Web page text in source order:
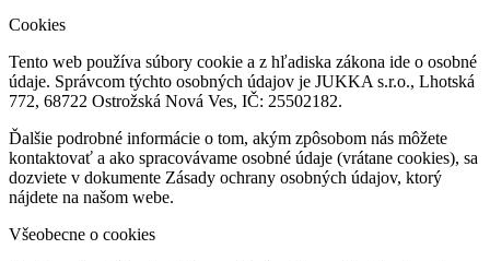
Cookies
Tento web používa súbory cookie a z hľadiska zákona ide o osobné
údaje. Správcom týchto osobných údajov je JUKKA s.r.o., Lhotská
772, 68722 Ostrožská Nová Ves, IČ: 25502182.
Ďalšie podrobné informácie o tom, akým zpôsobom nás môžete
kontaktovať a ako spracovávame osobné údaje (vrátane cookies), sa
dozviete v dokumente Zásady ochrany osobných údajov, ktorý
nájdete na našom webe.
Všeobecne o cookies